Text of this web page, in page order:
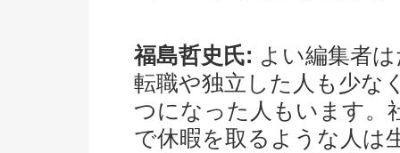
福島哲史氏: よい編集者
転職や独立した人も少な
つになった人もいます。
で休暇を取るような人は